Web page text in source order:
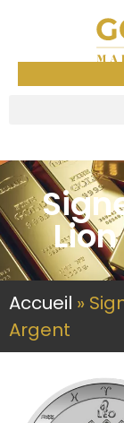
Accueil »
Argent